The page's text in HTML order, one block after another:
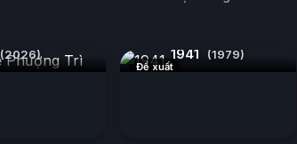
(2026)
Đề xuất
1941 (1979)